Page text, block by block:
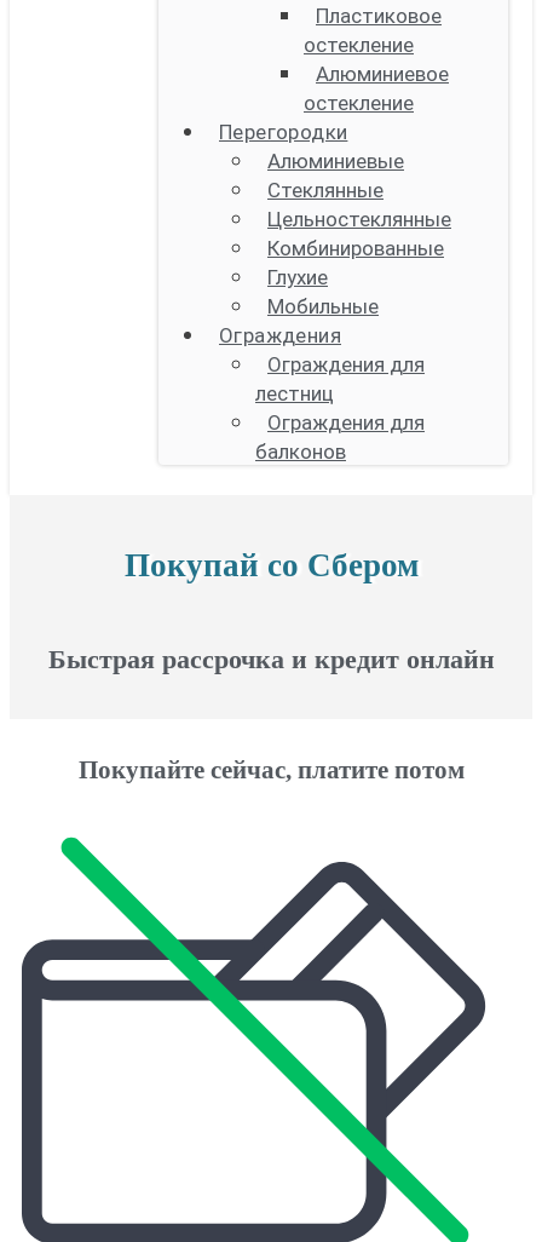
Пластиковое
остекление
Алюминиевое
остекление
Перегородки
Алюминиевые
Стеклянные
Цельностеклянные
Комбинированные
Глухие
Мобильные
Ограждения
Ограждения для
лестниц
Ограждения для
балконов
Покупай со Сбером
Быстрая рассрочка и кредит онлайн
Покупайте сейчас, платите потом